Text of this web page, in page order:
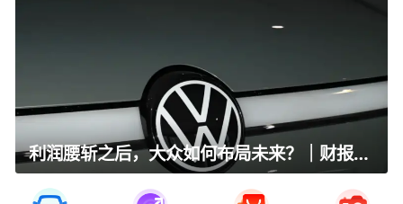
利润腰斩之后，大众如何布局未来？｜财报全视角